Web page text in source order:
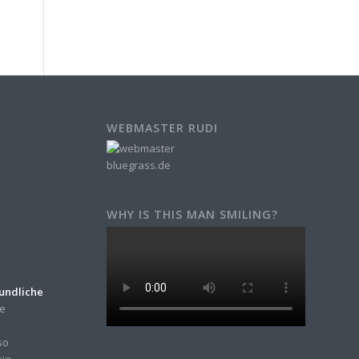
WEBMASTER RUDI
WHY IS THIS MAN SMILING?